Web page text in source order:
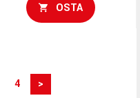
OSTA
4 >